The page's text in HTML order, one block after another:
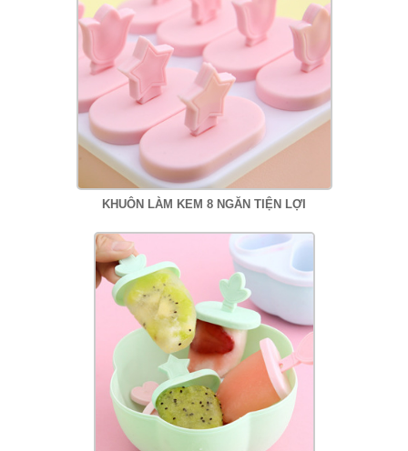
KHUÔN LÀM KEM 8 NGĂN TIỆN LỢI